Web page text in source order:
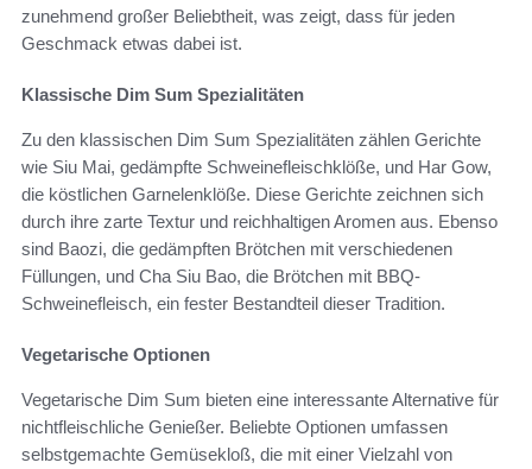
zunehmend großer Beliebtheit, was zeigt, dass für jeden
Geschmack etwas dabei ist.
Klassische Dim Sum Spezialitäten
Zu den klassischen Dim Sum Spezialitäten zählen Gerichte
wie Siu Mai, gedämpfte Schweinefleischklöße, und Har Gow,
die köstlichen Garnelenklöße. Diese Gerichte zeichnen sich
durch ihre zarte Textur und reichhaltigen Aromen aus. Ebenso
sind Baozi, die gedämpften Brötchen mit verschiedenen
Füllungen, und Cha Siu Bao, die Brötchen mit BBQ-
Schweinefleisch, ein fester Bestandteil dieser Tradition.
Vegetarische Optionen
Vegetarische Dim Sum bieten eine interessante Alternative für
nichtfleischliche Genießer. Beliebte Optionen umfassen
selbstgemachte Gemüsekloß, die mit einer Vielzahl von